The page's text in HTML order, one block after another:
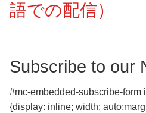
語での配信）
Subscribe to our
#mc-embedded-subscribe-form
{display: inline; width: